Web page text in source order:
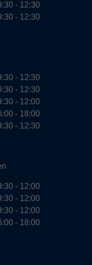
- 12:30
- 12:30
- 12:30
- 12:30
- 12:00
- 18:00
- 12:30
- 12:00
- 12:00
- 12:00
- 18:00